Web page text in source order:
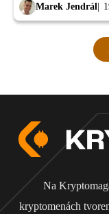
Marek Jendrál
Na
kryptomenách